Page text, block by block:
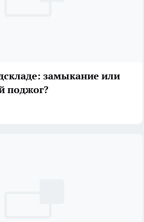
замыкание или
поджог?